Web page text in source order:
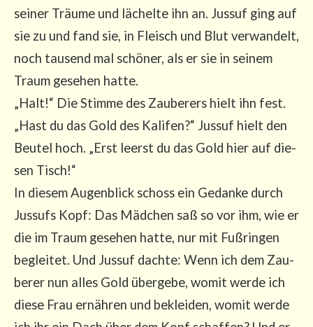
sei­ner Träu­me und lächel­te ihn an. Jus­suf ging auf
sie zu und fand sie, in Fleisch und Blut ver­wan­delt,
noch tau­send mal schö­ner, als er sie in sei­nem
Traum gese­hen hat­te.
„Halt!“ Die Stim­me des Zau­be­rers hielt ihn fest.
„Hast du das Gold des Kali­fen?“ Jus­suf hielt den
Beu­tel hoch. „Erst leerst du das Gold hier auf die­
sen Tisch!“
In die­sem Augen­blick schoss ein Gedan­ke durch
Jus­sufs Kopf: Das Mäd­chen saß so vor ihm, wie er
die im Traum gese­hen hat­te, nur mit Fuß­rin­gen
beglei­tet. Und Jus­suf dach­te: Wenn ich dem Zau­
be­rer nun alles Gold über­ge­be, womit wer­de ich
die­se Frau ernäh­ren und beklei­den, womit wer­de